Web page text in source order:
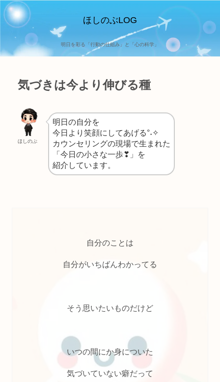
ほしのぶLOG
明日を彩る「行動の仕組み」と「心の科学」
気づきは今より伸びる種
ほしのぶ
明日の自分を
今日より笑顔にしてあげる°˖✧
カウンセリングの現場で生まれた
「今日の小さな一歩❣」を
紹介しています。
自分のことは
自分がいちばんわかってる
そう思いたいものだけど
いつの間にか身についた
気づいていない癖だって